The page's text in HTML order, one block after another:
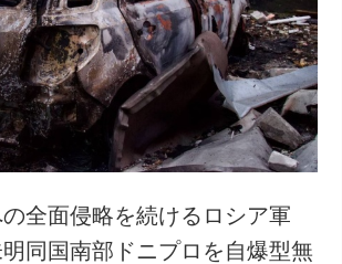
全面侵略を続けるロシア軍
同国南部ドニプロを自爆型無